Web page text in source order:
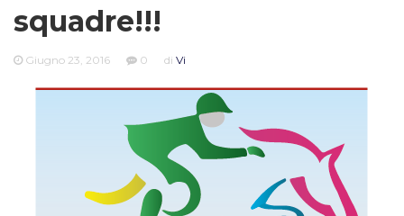
squadre!!!
Giugno 23, 2016 0 di Vi